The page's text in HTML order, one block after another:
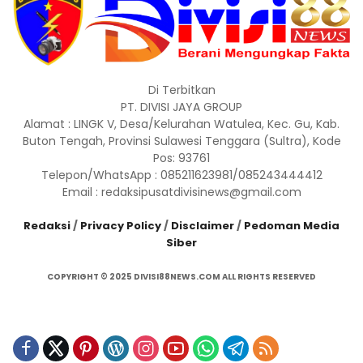
Di Terbitkan
PT. DIVISI JAYA GROUP
Alamat : LINGK V, Desa/Kelurahan Watulea, Kec. Gu, Kab.
Buton Tengah, Provinsi Sulawesi Tenggara (Sultra), Kode
Pos: 93761
Telepon/WhatsApp : 085211623981/085243444412
Email : redaksipusatdivisinews@gmail.com
Redaksi/ Privacy Policy/ Disclaimer/ Pedoman Media
Siber
COPYRIGHT © 2025 DIVISI88NEWS.COM ALL RIGHTS RESERVED